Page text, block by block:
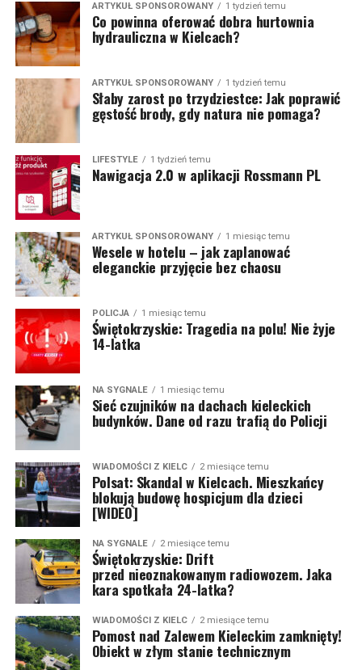
ARTYKUŁ SPONSOROWANY 1 tydzień temu
Co powinna oferować dobra hurtownia
hydrauliczna w Kielcach?
ARTYKUŁ SPONSOROWANY 1 tydzień temu
Słaby zarost po trzydziestce: Jak poprawić
gęstość brody, gdy natura nie pomaga?
LIFESTYLE 1 tydzień temu
Nawigacja 2.0 w aplikacji Rossmann PL
ARTYKUŁ SPONSOROWANY 1 miesiąc temu
Wesele w hotelu – jak zaplanować
eleganckie przyjęcie bez chaosu
POLICJA 1 miesiąc temu
Świętokrzyskie: Tragedia na polu! Nie żyje
14-latka
NA SYGNALE 1 miesiąc temu
Sieć czujników na dachach kieleckich
budynków. Dane od razu trafią do Policji
WIADOMOŚCI Z KIELC 2 miesiące temu
Polsat: Skandal w Kielcach. Mieszkańcy
blokują budowę hospicjum dla dzieci
[WIDEO]
NA SYGNALE 2 miesiące temu
Świętokrzyskie: Drift
przed nieoznakowanym radiowozem. Jaka
kara spotkała 24-latka?
WIADOMOŚCI Z KIELC 2 miesiące temu
Pomost nad Zalewem Kieleckim zamknięty!
Obiekt w złym stanie technicznym